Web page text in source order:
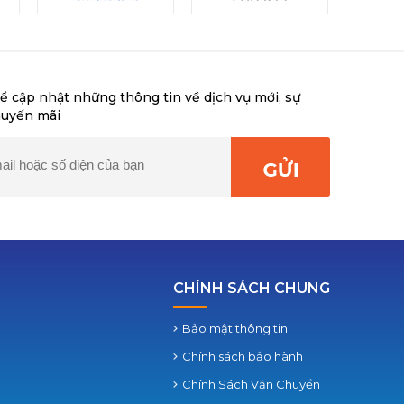
cập nhật những thông tin về dịch vụ mới, sự
mãi
CHÍNH SÁCH CHUNG
Bảo mật thông tin
Chính sách bảo hành
Chính Sách Vận Chuyển